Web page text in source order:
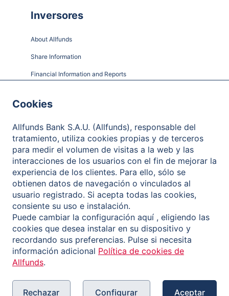
Inversores
About Allfunds
Share Information
Financial Information and Reports
Governance
Contact
Política de privacidad
Aviso legal
Política de cookies
Canal de Información
Cookies
Allfunds Bank S.A.U. (Allfunds), responsable del
tratamiento, utiliza cookies propias y de terceros
para medir el volumen de visitas a la web y las
interacciones de los usuarios con el fin de mejorar la
experiencia de los clientes. Para ello, sólo se
obtienen datos de navegación o vinculados al
usuario registrado. Si acepta todas las cookies,
consiente su uso e instalación.
Puede cambiar la configuración aquí , eligiendo las
cookies que desea instalar en su dispositivo y
recordando sus preferencias. Pulse si necesita
información adicional Política de cookies de
Allfunds.
Rechazar Configurar Aceptar